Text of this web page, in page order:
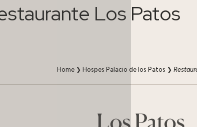
Los Patos
Home❯ Hospes Palacio de los Patos ❯